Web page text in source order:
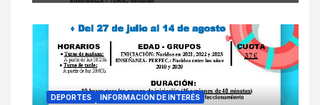
DEPORTES INFORMACIÓN DE INTERÉS